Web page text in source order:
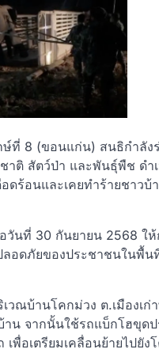
8 (ขอนแก่น) สนธิกำลัง
ติ สัตว์ป่า และพันธุ์พืช ดำ
ร้อนและเคยทำร้ายชาวบ้
นที่ 30 กันยายน 2568 ใ
ดภัยของประชาชนในพื้นที่
ณบ้านโคกม่วง ต.เมืองเก่
น จากนั้นใช้รถแบ็กโฮขุด
พื่อเตรียมเคลื่อนย้ายไปยั